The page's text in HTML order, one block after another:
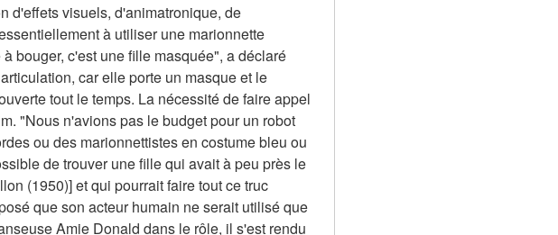
d'effets visuels, d'animatronique, de
à utiliser une marionnette
bouger, c'est une fille masquée", a déclaré
car elle porte un masque et le
tout le temps. La nécessité de faire appel
"Nous n'avions pas le budget pour un robot
ou des marionnettistes en costume bleu ou
de trouver une fille qui avait à peu près le
(1950)] et qui pourrait faire tout ce truc
que son acteur humain ne serait utilisé que
Amie Donald dans le rôle, il s'est rendu